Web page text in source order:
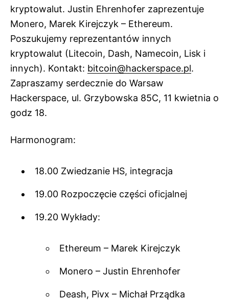
kryptowalut. Justin Ehrenhofer zaprezentuje
Monero, Marek Kirejczyk – Ethereum.
Poszukujemy reprezentantów innych
kryptowalut (Litecoin, Dash, Namecoin, Lisk i
innych). Kontakt: bitcoin@hackerspace.pl.
Zapraszamy serdecznie do Warsaw
Hackerspace, ul. Grzybowska 85C, 11 kwietnia o
godz 18.
Harmonogram:
18.00 Zwiedzanie HS, integracja
19.00 Rozpoczęcie części oficjalnej
19.20 Wykłady:
Ethereum – Marek Kirejczyk
Monero – Justin Ehrenhofer
Deash, Pivx – Michał Prządka